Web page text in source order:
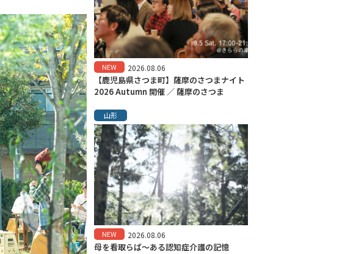
NEW 2026.08.06
【鹿児島県さつま町】薩摩のさつまナイト
2026 Autumn 開催 ／ 薩摩のさつま
山形
NEW 2026.08.06
母を看取らば～ある認知症介護の記憶